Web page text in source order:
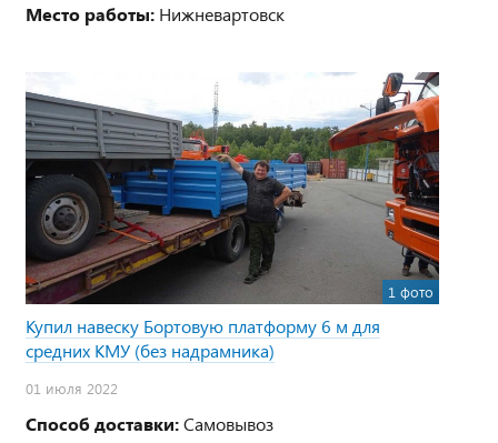
Место работы: Нижневартовск
1 фото
Купил навеску Бортовую платформу 6 м для
средних КМУ (без надрамника)
01 июля 2022
Способ доставки:Самовывоз